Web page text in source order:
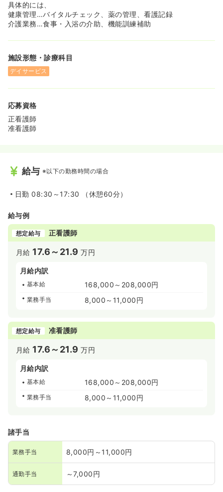
具体的には、
健康管理…バイタルチェック、薬の管理、看護記録
介護業務…食事・入浴の介助、機能訓練補助
施設形態・診療科目
デイサービス
応募資格
正看護師
准看護師
給与 ※以下の勤務時間の場合
日勤 08:30～17:30 （休憩60分）
給与例
想定給与 正看護師
月給 17.6～21.9 万円
月給内訳
基本給 168,000～208,000円
業務手当 8,000～11,000円
想定給与 准看護師
月給 17.6～21.9 万円
月給内訳
基本給 168,000～208,000円
業務手当 8,000～11,000円
諸手当
業務手当 8,000円～11,000円
通勤手当 ～7,000円